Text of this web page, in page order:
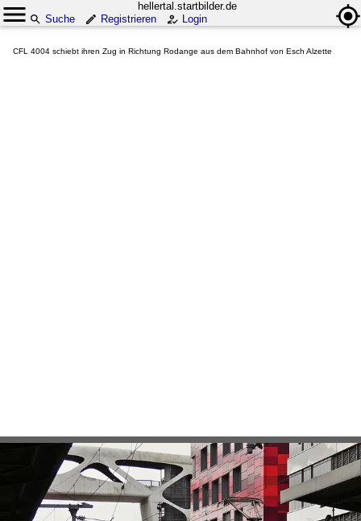
hellertal.startbilder.de
Suche
Registrieren Login
CFL 4004 schiebt ihren Zug in Richtung Rodange aus dem Bahnhof von Esch Alzette